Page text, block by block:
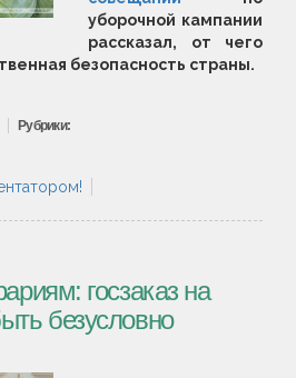
уборочной кампании
рассказал, от чего
безопасность страны.
Рубрики:
госзаказ на
безусловно